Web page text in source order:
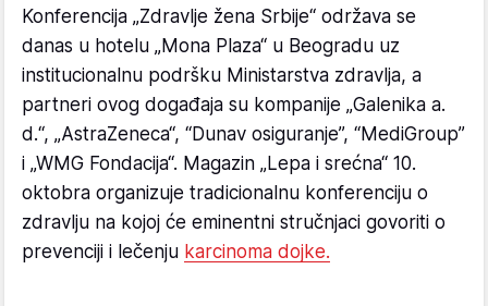
Konferencija „Zdravlje žena Srbije“ održava se
danas u hotelu „Mona Plaza“ u Beogradu uz
institucionalnu podršku Ministarstva zdravlja, a
partneri ovog događaja su kompanije „Galenika a.
d.“, „AstraZeneca“, “Dunav osiguranje”, “MediGroup”
i „WMG Fondacija“. Magazin „Lepa i srećna“ 10.
oktobra organizuje tradicionalnu konferenciju o
zdravlju na kojoj će eminentni stručnjaci govoriti o
prevenciji i lečenju karcinoma dojke.